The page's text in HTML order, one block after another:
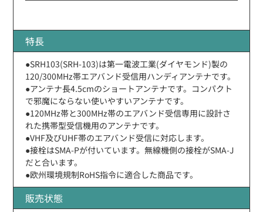
特長
●SRH103(SRH-103)は第一電波工業(ダイヤモンド)製の
120/300MHz帯エアバンド受信用ハンディアンテナです。
●アンテナ長4.5cmのショートアンテナです。コンパクト
で邪魔にならない使いやすいアンテナです。
●120MHz帯と300MHz帯のエアバンド受信専用に設計さ
れた携帯型受信機用のアンテナです。
●VHF及びUHF帯のエアバンド受信に対応します。
●接栓はSMA-Pが付いています。無線機側の接栓がSMA-J
だと合います。
●欧州環境規制RoHS指令に適合した商品です。
販売状態